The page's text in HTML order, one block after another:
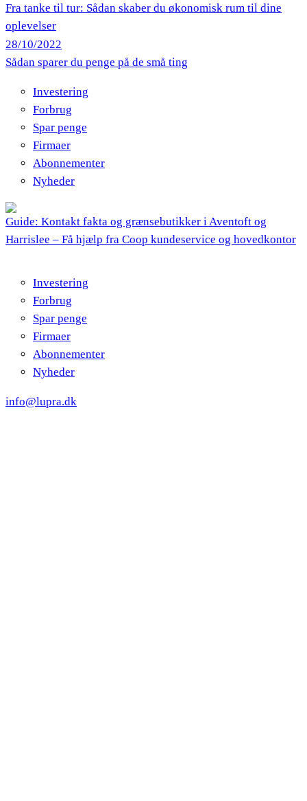
Fra tanke til tur: Sådan skaber du økonomisk rum til dine
oplevelser
28/10/2022
Sådan sparer du penge på de små ting
Investering
Forbrug
Spar penge
Firmaer
Abonnementer
Nyheder
Guide: Kontakt fakta og grænsebutikker i Aventoft og
Harrislee – Få hjælp fra Coop kundeservice og hovedkontor
Investering
Forbrug
Spar penge
Firmaer
Abonnementer
Nyheder
info@lupra.dk